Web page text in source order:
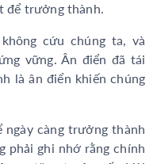
để trưởng thành.
cứu chúng ta, và
vững. Ân điển đã tái
là ân điển khiến chúng
ngày càng trưởng thành
phải ghi nhớ rằng chính